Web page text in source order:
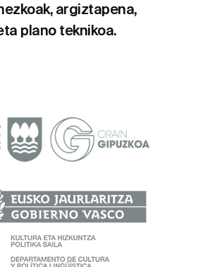
argiztapena,
plano teknikoa.